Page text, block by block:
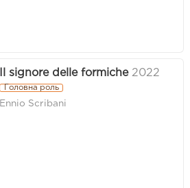
Il signore delle formiche 2022
Головна роль
Ennio Scribani